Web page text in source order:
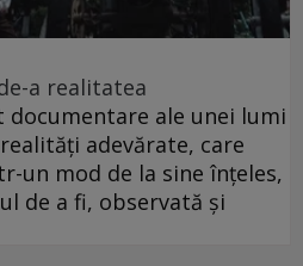
a realitatea
documentare ale unei lumi
adevărate, care
un mod de la sine înțeles,
de a fi, observată și